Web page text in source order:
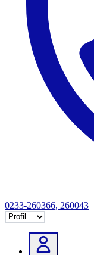
0233-260366, 260043
Selectează tab